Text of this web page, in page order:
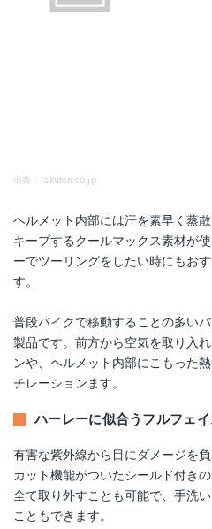
出典：rakuten.co.jp
ヘルメット内部には汗を素早く蒸
キープするクールマックス素材が
ーでツーリングをしたい時にもお
す。
普段バイクで移動することの多い
製品です。前方から空気を取り入
ンや、ヘルメット内部にこもった
チレーションます。
ハーレーに似合うフルフェ
有害な紫外線から目にダメージを
カット機能がついたシールド付き
全て取り外すことも可能で、手洗
こともできます。